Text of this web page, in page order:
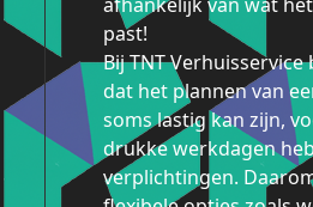
past!
Bij TNT
dat het plannen van
soms lastig kan zijn,
drukke werkdagen
verplichtingen.